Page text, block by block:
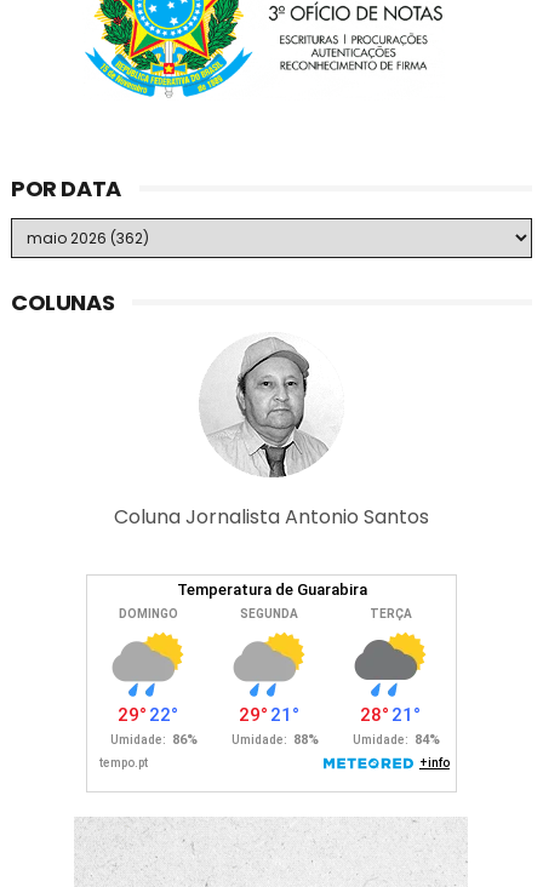
POR DATA
COLUNAS
Coluna Jornalista Antonio Santos